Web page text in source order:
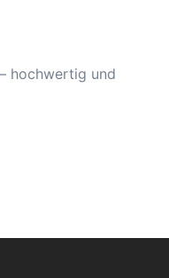
hochwertig und